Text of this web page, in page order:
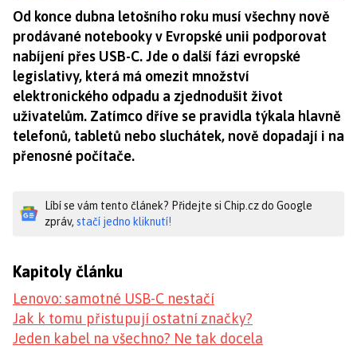
Od konce dubna letošního roku musí všechny nově
prodávané notebooky v Evropské unii podporovat
nabíjení přes USB-C. Jde o další fázi evropské
legislativy, která má omezit množství
elektronického odpadu a zjednodušit život
uživatelům. Zatímco dříve se pravidla týkala hlavně
telefonů, tabletů nebo sluchátek, nově dopadají i na
přenosné počítače.
Líbí se vám tento článek? Přidejte si Chip.cz do Google
zpráv, stačí jedno kliknutí!
Kapitoly článku
Lenovo: samotné USB-C nestačí
Jak k tomu přistupují ostatní značky?
Jeden kabel na všechno? Ne tak docela